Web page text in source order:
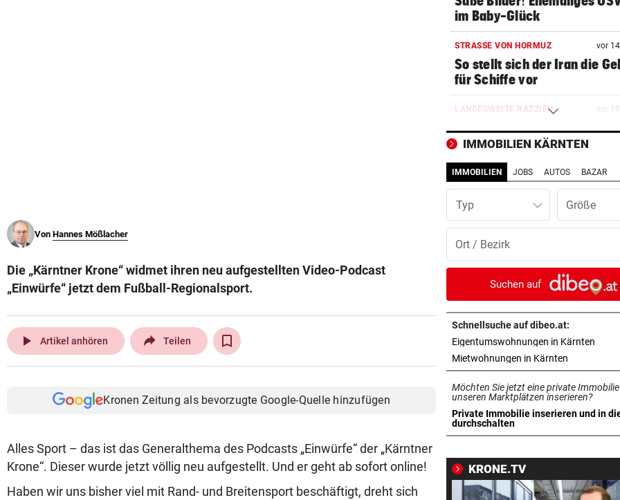
Von Hannes Mößlacher
Die „Kärntner Krone“ widmet ihren neu aufgestellten Video-Podcast
„Einwürfe“ jetzt dem Fußball-Regionalsport.
play_arrow Artikel anhören Teilen
Kronen Zeitung als bevorzugte Google-Quelle hinzufügen
Alles Sport – das ist das Generalthema des Podcasts „Einwürfe“ der „Kärntner
Krone“. Dieser wurde jetzt völlig neu aufgestellt. Und er geht ab sofort online!
Haben wir uns bisher viel mit Rand- und Breitensport beschäftigt, dreht sich
im Baby-Glück
STRASSE VON HORMUZ vor
So stellt sich der Iran die
für Schiffe vor
LANDESWEITE RAZZIEN vor
Taiwan kämpft gegen
auf Top-Techniker
ASIA-PLÄNE STOCKEN vor 24
Doch noch überraschende
um Kult-Wirtshaus?
vor
gemeinsam schwitzen
BERGTOUR IN AFRIKA vor
Leonies großer Gipfelsieg
Menschlichkeit
ÄGYPTEN-REISEREPORTAGE
Wo Sie Tutanchamun
„treffen“ können
WARUM MAN MITMACHT
ganz ohne Viren!
NACH OPENAI, ANTHROPIC vor 28
IMMOBILIEN KÄRNTEN
IMMOBILIEN JOBS AUTOS BAZAR
Typ
Suchen auf
Schnellsuche auf dibeo.at:
Eigentumswohnungen in Kärnten
Mietwohnungen in Kärnten
Möchten Sie jetzt eine private
unseren Marktplätzen inserieren?
Private Immobilie inserieren und in
durchschalten
in neuem Tab öffnen
KRONE.TV